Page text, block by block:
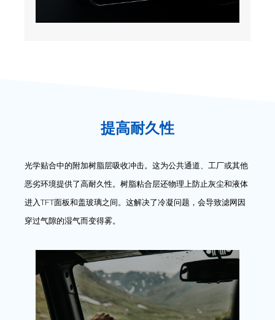
提高耐久性
光学贴合中的附加树脂层吸收冲击。这为公共通道、工厂或其他
恶劣环境提供了高耐久性。树脂粘合层还物理上防止灰尘和液体
进入TFT面板和盖玻璃之间。这解决了冷凝问题，会导致滤网因
穿过气隙的湿气而变得雾。